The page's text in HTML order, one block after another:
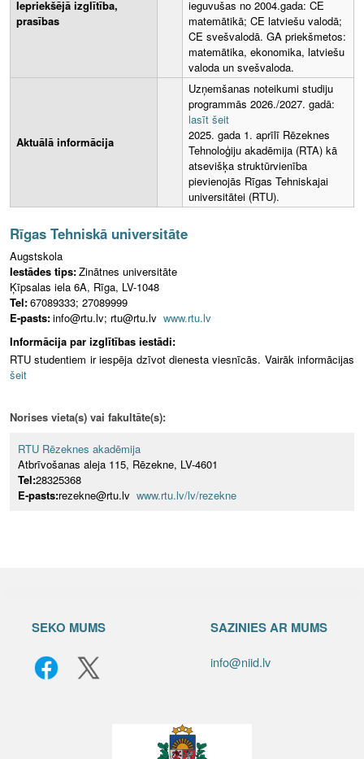
Iepriekšējā izglītība,
prasības
ieguvušas no 2004.gada: CE
matemātikā; CE latviešu valodā;
CE svešvalodā. GA priekšmetos:
matemātika, ekonomika, latviešu
valoda un svešvaloda.
Aktuālā informācija
Uzņemšanas noteikumi studiju
programmās 2026./2027. gadā:
lasīt šeit
2025. gada 1. aprīlī Rēzeknes
Tehnoloģiju akadēmija (RTA) kā
atsevišķa struktūrvienība
pievienojās Rīgas Tehniskajai
universitātei (RTU).
Rīgas Tehniskā universitāte
Augstskola
Iestādes tips:Zinātnes universitāte
Ķīpsalas iela 6A, Rīga, LV-1048
Tel:67089333; 27089999
E-pasts:info@rtu.lv; rtu@rtu.lv www.rtu.lv
Informācija par izglītības iestādi:
RTU studentiem ir iespēja dzīvot dienesta viesnīcās. Vairāk informācijas
šeit
Norises vieta(s) vai fakultāte(s):
RTU Rēzeknes akadēmija
Atbrīvošanas aleja 115, Rēzekne, LV-4601
Tel:28325368
E-pasts:rezekne@rtu.lv www.rtu.lv/lv/rezekne
SEKO MUMS SAZINIES AR MUMS
info@niid.lv